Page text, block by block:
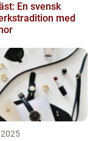
En svensk
med